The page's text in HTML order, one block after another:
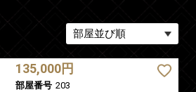
135,000円
部屋番号 203